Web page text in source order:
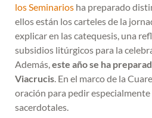
los Seminarios ha preparado
ellos están los carteles de la
explicar en las catequesis, una
subsidios litúrgicos para la
Además, este año se ha
Viacrucis . En el marco de la
oración para pedir
sacerdotales.